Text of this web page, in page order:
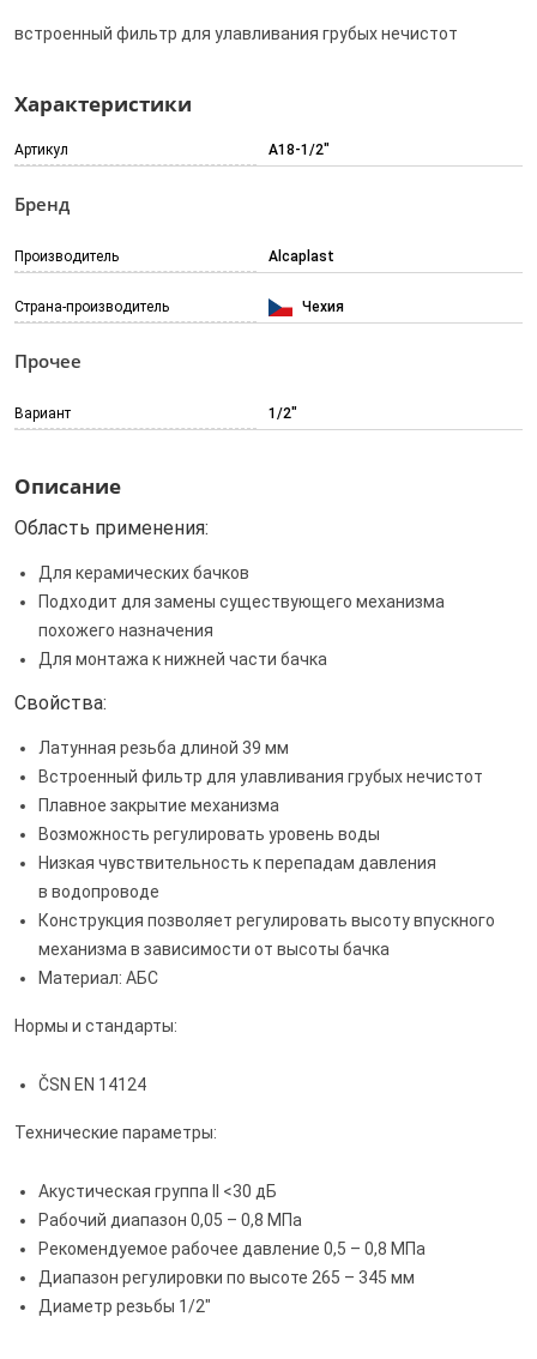
встроенный фильтр для улавливания грубых нечистот
Характеристики
Артикул A18-1/2"
Бренд
Производитель Alcaplast
Страна-производитель Чехия
Прочее
Вариант 1/2"
Описание
Область применения:
Для керамических бачков
Подходит для замены существующего механизма
похожего назначения
Для монтажа к нижней части бачка
Свойства:
Латунная резьба длиной 39 мм
Встроенный фильтр для улавливания грубых нечистот
Плавное закрытие механизма
Возможность регулировать уровень воды
Низкая чувствительность к перепадам давления
в водопроводе
Конструкция позволяет регулировать высоту впускного
механизма в зависимости от высоты бачка
Материал: АБС
Нормы и стандарты:
ČSN EN 14124
Технические параметры:
Акустическая группа II <30 дБ
Рабочий диапазон 0,05 – 0,8 МПа
Рекомендуемое рабочее давление 0,5 – 0,8 МПа
Диапазон регулировки по высоте 265 – 345 мм
Диаметр резьбы 1/2"